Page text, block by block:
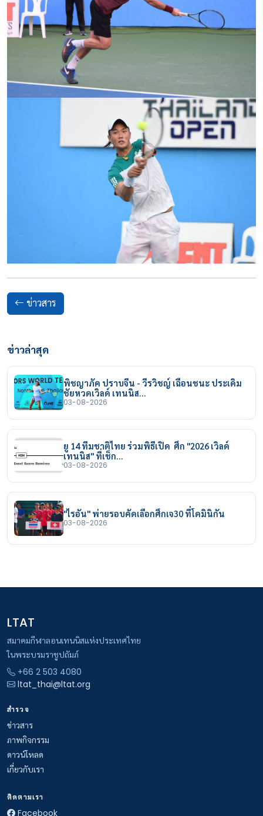
ข่าวสาร
ข่าวล่าสุด
พิชญาภัค ปราบจีน - วีรวิชญ์ เฉือนชนะ ประเดิม
ชัยหวดเวิลด์ เทนนิส…
03-08-2026
ยู 14 ทีมชาติไทย ร่วมพิธีเปิด ศึก "2026 เวิลด์
เทนนิส" ที่เช็ก…
03-08-2026
"ไรอัน" พ่ายรอบคัดเลือกศึกเจ30 ที่โดมินิกัน
03-08-2026
LTAT
สมาคมกีฬาลอนเทนนิสแห่งประเทศไทย
ในพระบรมราชูปถัมภ์
+66 2 503 4080
ltat_thai@ltat.org
สำรวจ
ข่าวสาร
ภาพกิจกรรม
ดาวน์โหลด
เกี่ยวกับเรา
ติดตามเรา
Facebook